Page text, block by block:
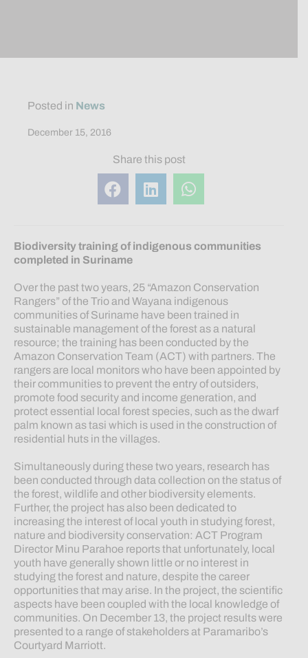
Posted in News
December 15, 2016
Share this post
Biodiversity training of indigenous communities
completed in Suriname
Over the past two years, 25 “Amazon Conservation
Rangers” of the Trio and Wayana indigenous
communities of Suriname have been trained in
sustainable management of the forest as a natural
resource; the training has been conducted by the
Amazon Conservation Team (ACT) with partners. The
rangers are local monitors who have been appointed by
their communities to prevent the entry of outsiders,
promote food security and income generation, and
protect essential local forest species, such as the dwarf
palm known as tasi which is used in the construction of
residential huts in the villages.
Simultaneously during these two years, research has
been conducted through data collection on the status of
the forest, wildlife and other biodiversity elements.
Further, the project has also been dedicated to
increasing the interest of local youth in studying forest,
nature and biodiversity conservation: ACT Program
Director Minu Parahoe reports that unfortunately, local
youth have generally shown little or no interest in
studying the forest and nature, despite the career
opportunities that may arise. In the project, the scientific
aspects have been coupled with the local knowledge of
communities. On December 13, the project results were
presented to a range of stakeholders at Paramaribo’s
Courtyard Marriott.